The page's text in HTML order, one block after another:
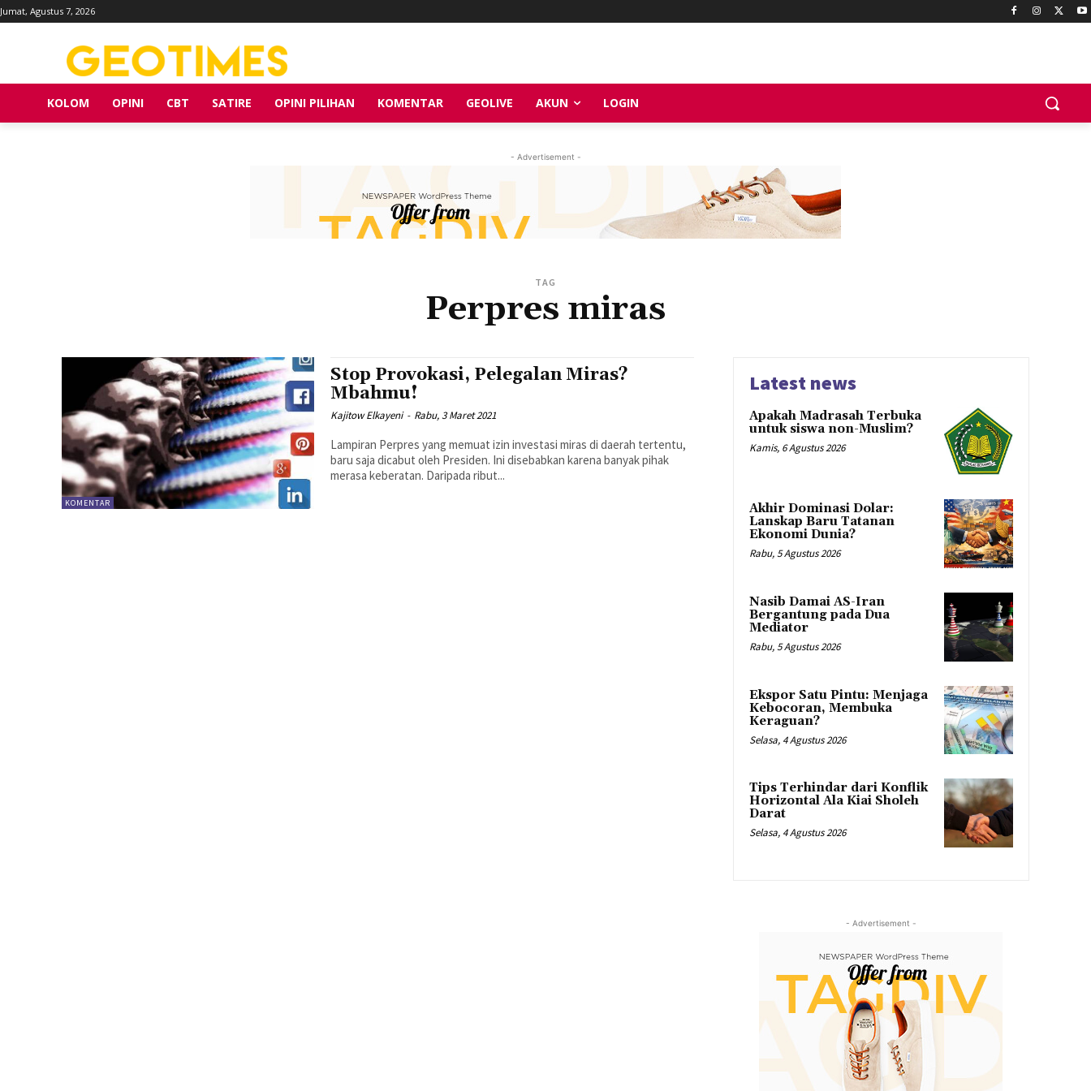
Jumat, Agustus 7, 2026
KOLOM OPINI CBT SATIRE OPINI PILIHAN KOMENTAR GEOLIVE AKUN LOGIN
- Advertisement -
TAG
Perpres miras
KOMENTAR
Stop Provokasi, Pelegalan Miras?
Mbahmu!
Kajitow Elkayeni - Rabu, 3 Maret 2021
Lampiran Perpres yang memuat izin investasi miras di daerah tertentu,
baru saja dicabut oleh Presiden. Ini disebabkan karena banyak pihak
merasa keberatan. Daripada ribut...
Latest news
Apakah Madrasah Terbuka
untuk siswa non-Muslim?
Kamis, 6 Agustus 2026
Akhir Dominasi Dolar:
Lanskap Baru Tatanan
Ekonomi Dunia?
Rabu, 5 Agustus 2026
Nasib Damai AS-Iran
Bergantung pada Dua
Mediator
Rabu, 5 Agustus 2026
Ekspor Satu Pintu: Menjaga
Kebocoran, Membuka
Keraguan?
Selasa, 4 Agustus 2026
Tips Terhindar dari Konflik
Horizontal Ala Kiai Sholeh
Darat
Selasa, 4 Agustus 2026
- Advertisement -